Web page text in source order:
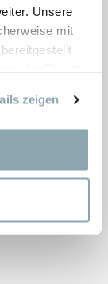
Unsere
mit
zeigen
0 pcs.